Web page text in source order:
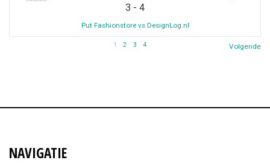
3 - 4
Put Fashionstore vs DesignLog.nl
1 2 3 4 Volgende
NAVIGATIE